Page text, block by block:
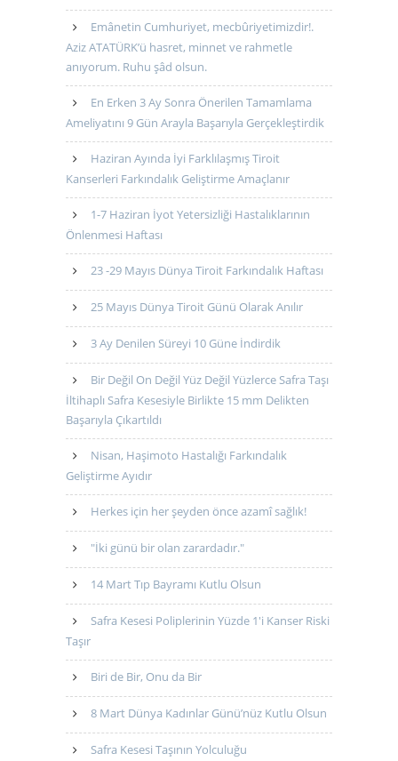
Emânetin Cumhuriyet, mecbûriyetimizdir!.
Aziz ATATÜRK’ü hasret, minnet ve rahmetle
anıyorum. Ruhu şâd olsun.
En Erken 3 Ay Sonra Önerilen Tamamlama
Ameliyatını 9 Gün Arayla Başarıyla Gerçekleştirdik
Haziran Ayında İyi Farklılaşmış Tiroit
Kanserleri Farkındalık Geliştirme Amaçlanır
1-7 Haziran İyot Yetersizliği Hastalıklarının
Önlenmesi Haftası
23 -29 Mayıs Dünya Tiroit Farkındalık Haftası
25 Mayıs Dünya Tiroit Günü Olarak Anılır
3 Ay Denilen Süreyi 10 Güne İndirdik
Bir Değil On Değil Yüz Değil Yüzlerce Safra Taşı
İltihaplı Safra Kesesiyle Birlikte 15 mm Delikten
Başarıyla Çıkartıldı
Nisan, Haşimoto Hastalığı Farkındalık
Geliştirme Ayıdır
Herkes için her şeyden önce azamî sağlık!
"İki günü bir olan zarardadır."
14 Mart Tıp Bayramı Kutlu Olsun
Safra Kesesi Poliplerinin Yüzde 1'i Kanser Riski
Taşır
Biri de Bir, Onu da Bir
8 Mart Dünya Kadınlar Günü’nüz Kutlu Olsun
Safra Kesesi Taşının Yolculuğu